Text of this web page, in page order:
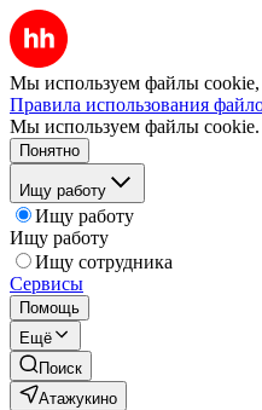
Мы используем файлы cookie,
Правила использования
Мы используем файлы cookie.
Понятно
Ищу работу
Ищу работу
Ищу работу
Ищу сотрудника
Сервисы
Помощь
Ещё
Поиск
Атажукино